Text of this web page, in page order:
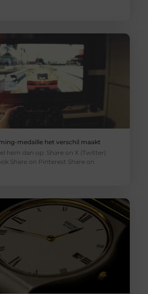
medaille het verschil maakt
hem dan op: Share on X (Twitter)
Share on Pinterest Share on